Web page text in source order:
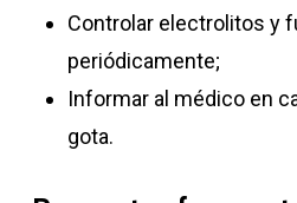
Controlar electrolitos y
periódicamente;
Informar al médico en
gota.